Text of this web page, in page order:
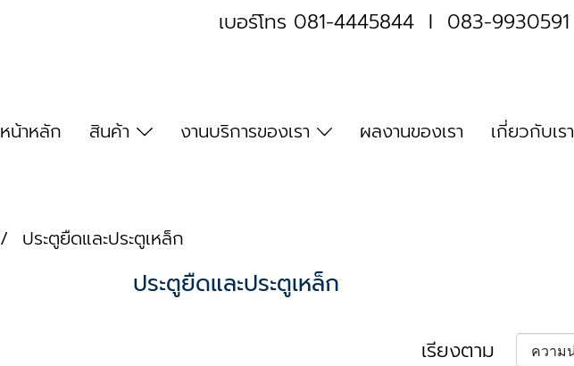
เบอร์โทร 081-4445844 I 083-9930591
หน้าหลัก สินค้า งานบริการของเรา ผลงานของเรา เกี่ยวกับเรา
ประตูยืดและประตูเหล็ก
ประตูยืดและประตูเหล็ก
เรียงตาม